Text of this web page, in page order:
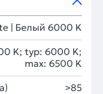
| Белый 6000 K
K; typ: 6000 K;
max: 6500 K
>85